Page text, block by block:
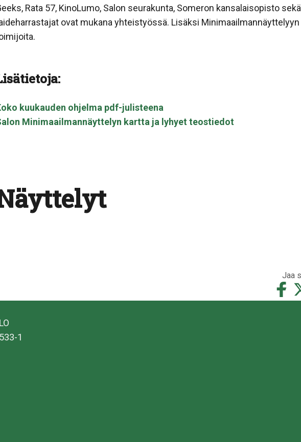
Rata 57, KinoLumo, Salon seurakunta, Someron kansalaisopisto
ovat mukana yhteistyössä. Lisäksi
kuukauden ohjelma pdf-julisteena
Minimaailmannäyttelyn kartta ja lyhyet teostiedot
Jaa
Jaa
tämä
1